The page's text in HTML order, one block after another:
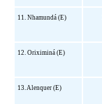
11. Nhamundá (E)
12. Oriximiná (E)
13. Alenquer (E)